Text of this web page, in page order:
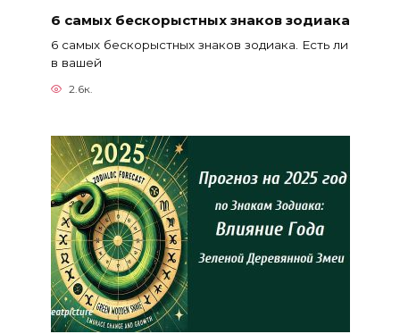
6 самых бескорыстных знаков зодиака
6 самых бескорыстных знаков зодиака. Есть ли
в вашей
2.6к.